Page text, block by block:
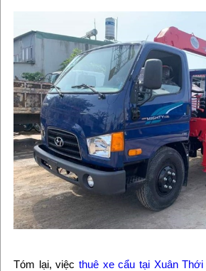
Tóm lại, việc thuê xe cẩu tại Xuân